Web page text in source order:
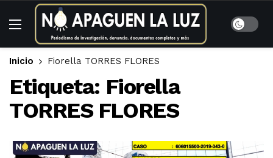
Inicio Fiorella TORRES FLORES
Etiqueta: Fiorella
TORRES FLORES